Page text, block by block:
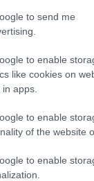
to send me
to enable
like cookies on
apps.
to enable
of the website
to enable
és esti
érdemes
közben.
olvasnál:
tipp, amivel
a